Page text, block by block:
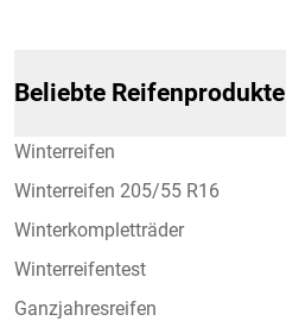
Beliebte Reifenprodukte
Winterreifen
Winterreifen 205/55 R16
Winterkompletträder
Winterreifentest
Ganzjahresreifen